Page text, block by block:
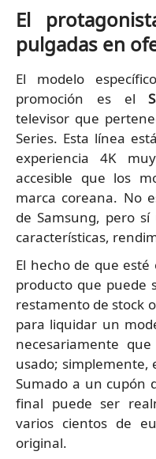
El
pulgadas en
El modelo
promoción es el
televisor que
Series. Esta línea
experiencia 4K
accesible que los
marca coreana. No
de Samsung, pero
características,
El hecho de que
producto que puede
restamento de stock
para liquidar un
necesariamente
usado; simplemente,
Sumado a un cupón
final puede ser
varios cientos de
original.